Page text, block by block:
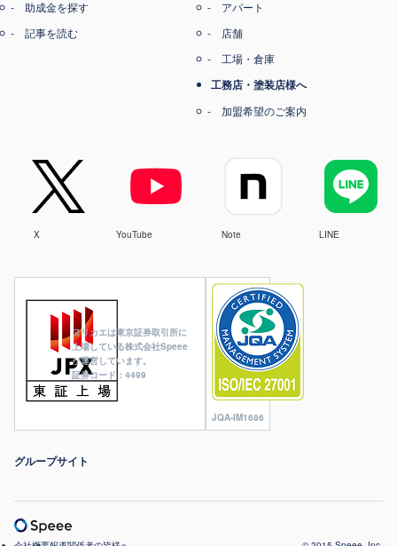
ヌリカエは東京証券取引所に
上場している株式会社Speee
が運営しています。
証券コード：4499
JQA-IM1686
助成金を探す
記事を読む
アパート
店舗
工場・倉庫
工務店・塗装店様へ
加盟希望のご案内
X YouTube Note LINE
グループサイト